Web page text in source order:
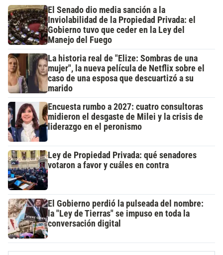
El Senado dio media sanción a la
Inviolabilidad de la Propiedad Privada: el
Gobierno tuvo que ceder en la Ley del
Manejo del Fuego
La historia real de "Elize: Sombras de una
mujer", la nueva película de Netflix sobre el
caso de una esposa que descuartizó a su
marido
Encuesta rumbo a 2027: cuatro consultoras
midieron el desgaste de Milei y la crisis de
liderazgo en el peronismo
Ley de Propiedad Privada: qué senadores
votaron a favor y cuáles en contra
El Gobierno perdió la pulseada del nombre:
la "Ley de Tierras" se impuso en toda la
conversación digital